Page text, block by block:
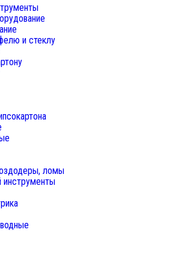
и стеклу
ломы
инструменты